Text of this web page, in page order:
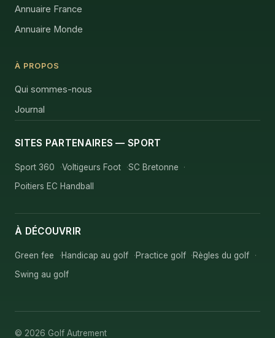
Annuaire France
Annuaire Monde
À PROPOS
Qui sommes-nous
Journal
SITES PARTENAIRES — SPORT
Sport 360 Voltigeurs Foot
SC Bretonne
Poitiers EC Handball
À DÉCOUVRIR
Green fee Handicap au golf Practice golf
Règles du golf
Swing au golf
© 2026 Golf Autrement